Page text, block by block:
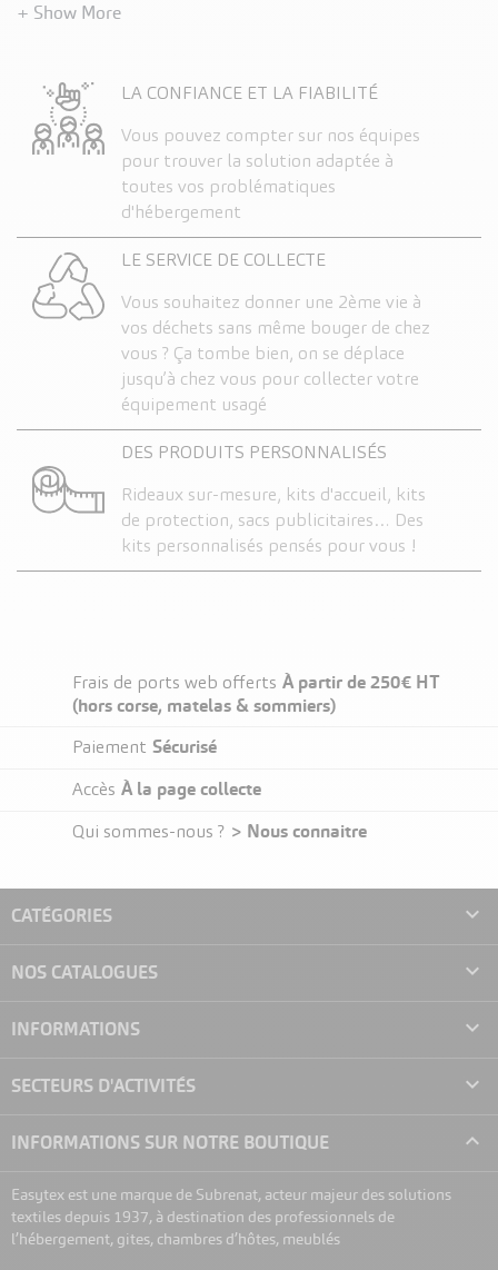
LA CONFIANCE ET LA FIABILITÉ
Vous pouvez compter sur nos équipes
pour trouver la solution adaptée à
toutes vos problématiques
d'hébergement
LE SERVICE DE COLLECTE
Vous souhaitez donner une 2ème vie à
vos déchets sans même bouger de chez
vous ? Ça tombe bien, on se déplace
jusqu’à chez vous pour collecter votre
équipement usagé
DES PRODUITS PERSONNALISÉS
Rideaux sur-mesure, kits d'accueil, kits
de protection, sacs publicitaires… Des
kits personnalisés pensés pour vous !
Frais de ports web offerts À partir de 250€ HT
(hors corse, matelas & sommiers)
Paiement Sécurisé
Accès À la page collecte
Qui sommes-nous ? > Nous connaitre
CATÉGORIES 
NOS CATALOGUES 
INFORMATIONS 
SECTEURS D'ACTIVITÉS 
INFORMATIONS SUR NOTRE BOUTIQUE 
Easytex est une marque de Subrenat, acteur majeur des solutions
textiles depuis 1937, à destination des professionnels de
l’hébergement, gites, chambres d’hôtes, meublés